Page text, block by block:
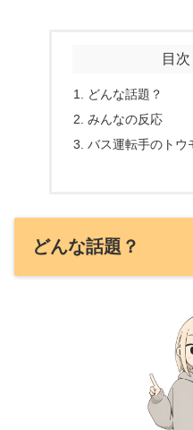
目次
どんな話題？
みんなの反応
バス運転手のトウ
どんな話題？